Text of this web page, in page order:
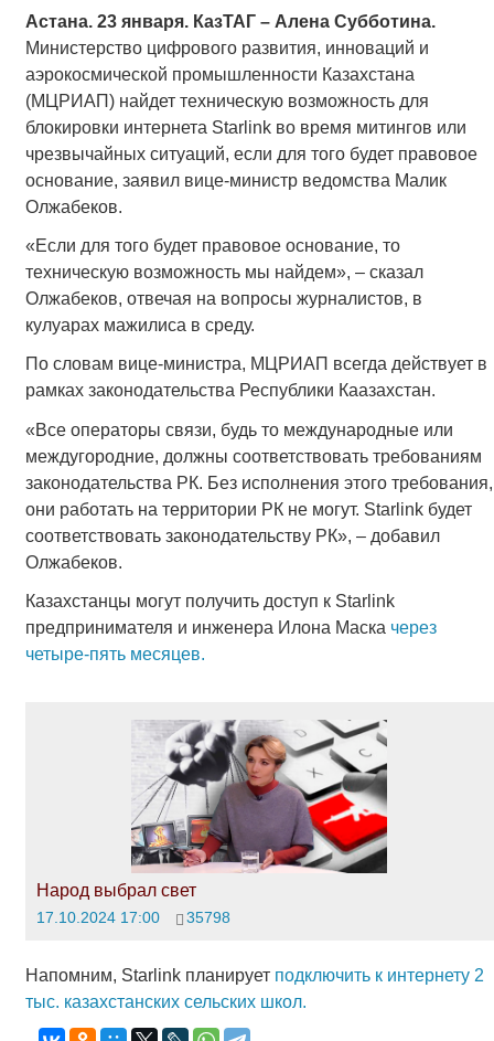
Астана. 23 января. КазТАГ – Алена Субботина.
Министерство цифрового развития, инноваций и
аэрокосмической промышленности Казахстана
(МЦРИАП) найдет техническую возможность для
блокировки интернета Starlink во время митингов или
чрезвычайных ситуаций, если для того будет правовое
основание, заявил вице-министр ведомства Малик
Олжабеков.
«Если для того будет правовое основание, то
техническую возможность мы найдем», – сказал
Олжабеков, отвечая на вопросы журналистов, в
кулуарах мажилиса в среду.
По словам вице-министра, МЦРИАП всегда действует в
рамках законодательства Республики Каазахстан.
«Все операторы связи, будь то международные или
междугородние, должны соответствовать требованиям
законодательства РК. Без исполнения этого требования,
они работать на территории РК не могут. Starlink будет
соответствовать законодательству РК», – добавил
Олжабеков.
Казахстанцы могут получить доступ к Starlink
предпринимателя и инженера Илона Маска через
четыре-пять месяцев.
Народ выбрал свет
17.10.2024 17:00 35798
Напомним, Starlink планирует подключить к интернету 2
тыс. казахстанских сельских школ.